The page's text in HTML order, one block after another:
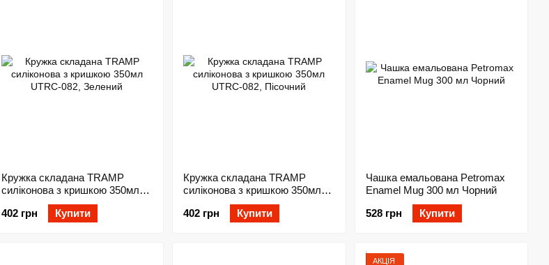
Кружка складана TRAMP
силіконова з кришкою 350мл
UTRC-082, Зелений
402 грн
Купити
Кружка складана TRAMP
силіконова з кришкою 350мл
UTRC-082, Пісочний
402 грн
Купити
Чашка емальована Petromax
Enamel Mug 300 мл Чорний
528 грн
Купити
АКЦІЯ